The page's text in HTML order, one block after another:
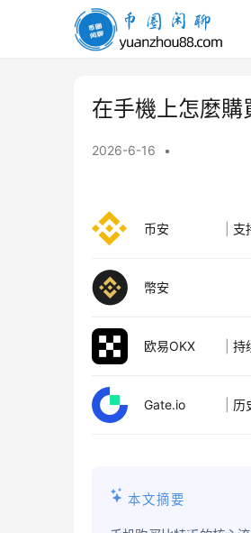
幣
圈
在手機上怎麼
2026-6-16 •
币安 支
幣安
欧易OKX 持
Gate.io 历
本文摘要